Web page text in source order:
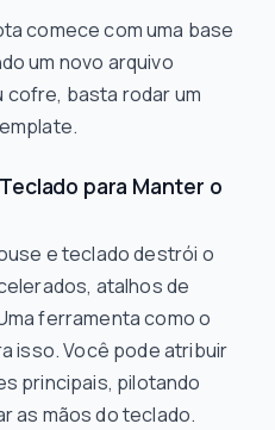
comece com uma base
um novo arquivo
cofre, basta rodar um
para Manter o
e teclado destrói o
atalhos de
ferramenta como o
isso. Você pode atribuir
principais, pilotando
as mãos do teclado.